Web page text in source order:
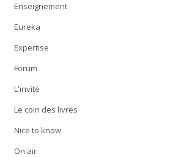
Enseignement
Eureka
Expertise
Forum
L'invité
Le coin des livres
Nice to know
On air